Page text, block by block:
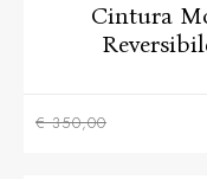
Cintura
€ 350,00